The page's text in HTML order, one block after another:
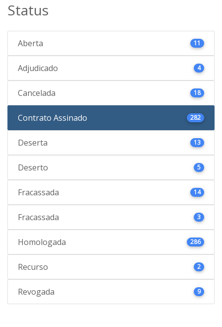
Status
Aberta 11
Adjudicado 4
Cancelada 18
Contrato Assinado 282
Deserta 13
Deserto 5
Fracassada 14
Fracassada 3
Homologada 286
Recurso 2
Revogada 9